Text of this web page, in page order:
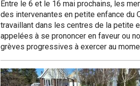
Entre le 6 et le 16 mai prochains, les
des intervenantes en petite enfance du
travaillant dans les centres de la petite
appelées à se prononcer en faveur ou
grèves progressives à exercer au